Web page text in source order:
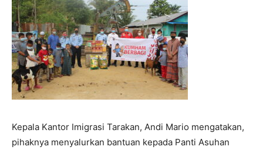
Kepala Kantor Imigrasi Tarakan, Andi Mario mengatakan,
pihaknya menyalurkan bantuan kepada Panti Asuhan